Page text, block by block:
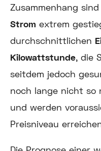
Zusammenhang
Strom extrem
durchschnittlichen
Kilowattstunde, die
seitdem jedoch
noch lange nicht so
und werden
Preisniveau